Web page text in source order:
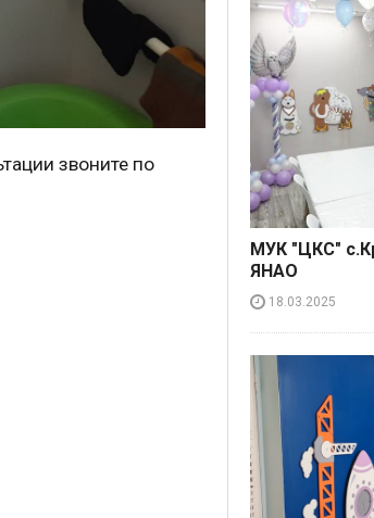
звоните по
МУК "ЦКС"
ЯНАО
18.03.2025